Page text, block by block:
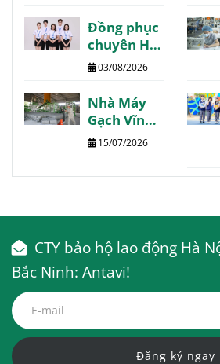
review
chất lượng
Đồng phục
chuyên Hạ
Long may
theo yêu
cầu
03/08/2026
Nhà Máy
Gạch Vĩnh
Phúc:
chi tiết
15/07/2026
CTY bảo hộ lao động Hà
Bắc Ninh: Antavi!
Đăng ký ngay